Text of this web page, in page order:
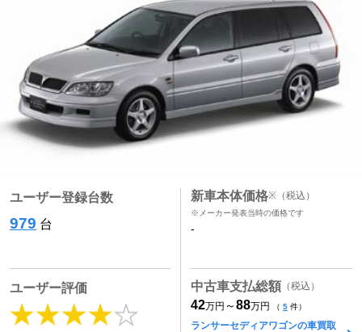
ユーザー登録台数
979 台
ユーザー評価
新車本体価格※ （税込）
※メーカー発表当時の価格です
-
中古車支払総額 （税込）
42万円 ～88万円 （ 5 件）
ランサーセディアワゴンの車買取